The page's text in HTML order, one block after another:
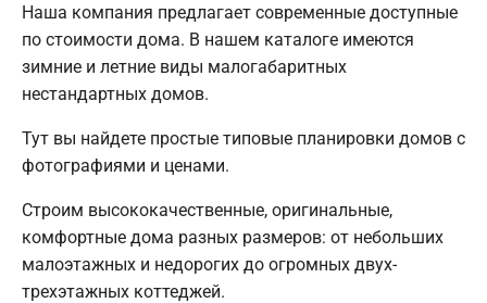
Наша компания предлагает современные доступные
по стоимости дома. В нашем каталоге имеются
зимние и летние виды малогабаритных
нестандартных домов.
Тут вы найдете простые типовые планировки домов с
фотографиями и ценами.
Строим высококачественные, оригинальные,
комфортные дома разных размеров: от небольших
малоэтажных и недорогих до огромных двух-
трехэтажных коттеджей.